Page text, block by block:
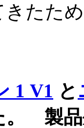
たた
1 V1 と
。 製品